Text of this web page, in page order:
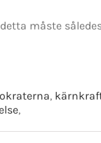
måste
,
,